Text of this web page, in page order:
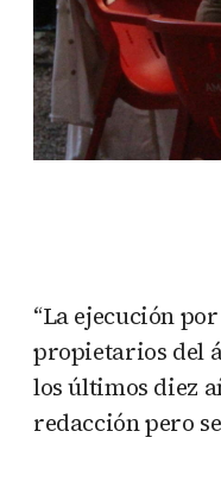
“La ejecución
propietarios del
los últimos diez
redacción pero